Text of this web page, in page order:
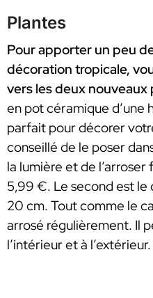
Plantes
Pour apporter un peu
décoration tropicale,
vers les deux
en pot céramique d’une
parfait pour décorer
conseillé de le poser
la lumière et de
5,99 €. Le second est le
20 cm. Tout comme le
arrosé régulièrement. Il
l’intérieur et à